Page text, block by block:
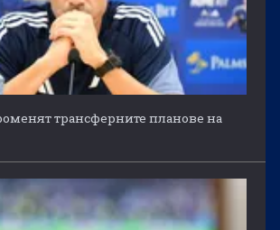
трансферните планове на